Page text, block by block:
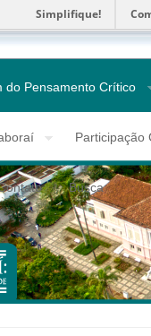
Simplifique!
do Pensamento Crítico
Participação
Busca